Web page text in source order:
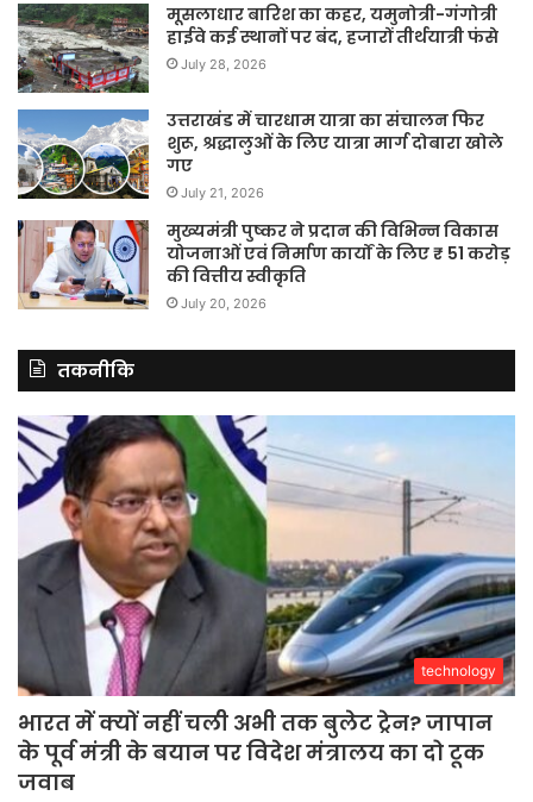
मूसलाधार बारिश का कहर, यमुनोत्री-गंगोत्री
हाईवे कई स्थानों पर बंद, हजारों तीर्थयात्री फंसे
July 28, 2026
उत्तराखंड में चारधाम यात्रा का संचालन फिर
शुरू, श्रद्धालुओं के लिए यात्रा मार्ग दोबारा खोले
गए
July 21, 2026
मुख्यमंत्री पुष्कर ने प्रदान की विभिन्न विकास
योजनाओं एवं निर्माण कार्यों के लिए ₹ 51 करोड़
की वित्तीय स्वीकृति
July 20, 2026
तकनीकि
technology
भारत में क्यों नहीं चली अभी तक बुलेट ट्रेन? जापान
के पूर्व मंत्री के बयान पर विदेश मंत्रालय का दो टूक
जवाब